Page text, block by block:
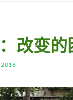
改变的
2016